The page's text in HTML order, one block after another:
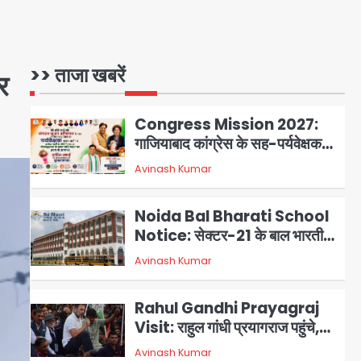
>> ताजा खबरें
2
ने जताया आभार
3
Noida Bal Bharati School
Notice: सेक्टर-21 के बाल भारती
स्कूल में बिना खिड़की-वेंटिलेशन
बेसमेंट में चल रही थी 8वीं की क्लास,
NCPCR की शिकायत पर भेजा
नोटिस
4
Rahul Gandhi Prayagraj
Visit: राहुल गांधी प्रयागराज पहुंचे,
साथ में प्रियंका की बेटी मिराया; केपी
ग्राउंड में छात्रों से संवाद, सिर्फ 5
हजार मौजूद
Atiq Ahmed : अबान के जनाजे में
उमड़ी भीड़, तोड़ी बैरिकेडिंग; लखनऊ